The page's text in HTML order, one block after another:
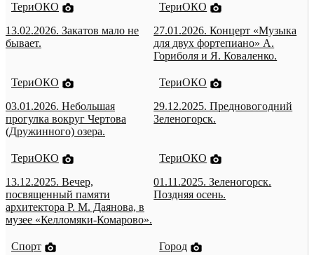
ТериОКО
13.02.2026. Закатов мало не
бывает.
ТериОКО
27.01.2026. Концерт «Музыка
для двух фортепиано» А.
Гориболя и Я. Коваленко.
ТериОКО
03.01.2026. Небольшая
прогулка вокруг Чертова
(Дружинного) озера.
ТериОКО
29.12.2025. Предновогодний
Зеленогорск.
ТериОКО
13.12.2025. Вечер,
посвященный памяти
архитектора Р. М. Даянова, в
музее «Келломяки-Комарово».
ТериОКО
01.11.2025. Зеленогорск.
Поздняя осень.
Спорт
Город